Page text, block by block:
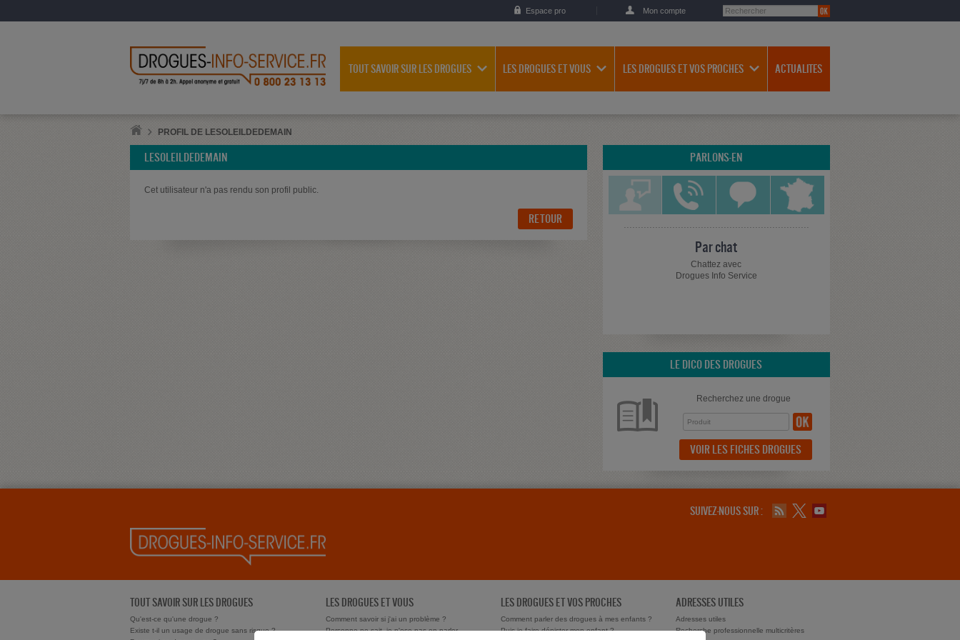
Espace pro Mon compte
TOUT SAVOIR SUR LES DROGUES LES DROGUES ET VOUS LES DROGUES ET VOS PROCHES ACTUALITES
PROFIL DE LESOLEILDEDEMAIN
LESOLEILDEDEMAIN
Cet utilisateur n'a pas rendu son profil public.
RETOUR
PARLONS-EN
Par chat
Chattez avec
Drogues Info Service
LE DICO DES DROGUES
Recherchez une drogue
VOIR LES FICHES DROGUES
SUIVEZ-NOUS SUR :
TOUT SAVOIR SUR LES DROGUES
Qu'est-ce qu'une drogue ?
Existe t-il un usage de drogue sans risque ?
LES DROGUES ET VOUS
Comment savoir si j'ai un problème ?
Personne ne sait, je n'ose pas en parler
LES DROGUES ET VOS PROCHES
Comment parler des drogues à mes enfants ?
Puis-je faire dépister mon enfant ?
ADRESSES UTILES
Adresses utiles
Recherche professionnelle multicritères